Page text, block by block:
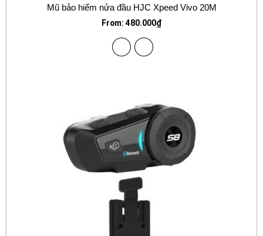
Mũ bảo hiểm nửa đầu HJC Xpeed Vivo 20M
From: 480.000₫